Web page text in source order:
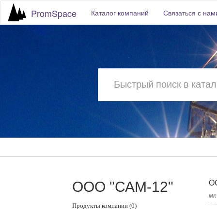
PromSpace Каталог компаний Связаться с
ООО "САМ-12"
Продукты компании (0)